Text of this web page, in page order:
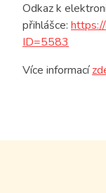
Odkaz k
přihlášce:
ID=5583
Více informací